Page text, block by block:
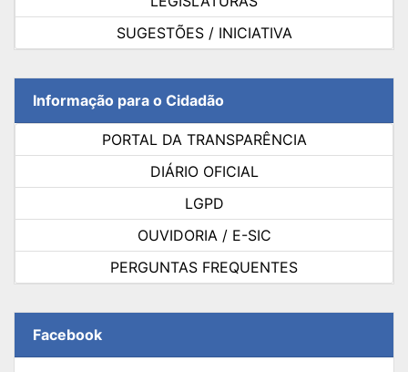
SUGESTÕES / INICIATIVA
Informação para o Cidadão
PORTAL DA TRANSPARÊNCIA
DIÁRIO OFICIAL
LGPD
OUVIDORIA / E-SIC
PERGUNTAS FREQUENTES
Facebook